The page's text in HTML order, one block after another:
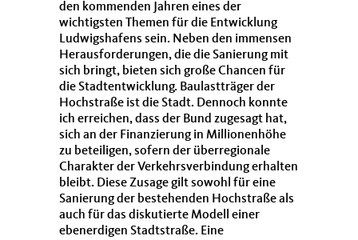
den kommenden Jahren eines der
wichtigsten Themen für die Entwicklung
Ludwigshafens sein. Neben den immensen
Herausforderungen, die die Sanierung mit
sich bringt, bieten sich große Chancen für
die Stadtentwicklung. Baulastträger der
Hochstraße ist die Stadt. Dennoch konnte
ich erreichen, dass der Bund zugesagt hat,
sich an der Finanzierung in Millionenhöhe
zu beteiligen, sofern der überregionale
Charakter der Verkehrsverbindung erhalten
bleibt. Diese Zusage gilt sowohl für eine
Sanierung der bestehenden Hochstraße als
auch für das diskutierte Modell einer
ebenerdigen Stadtstraße. Eine